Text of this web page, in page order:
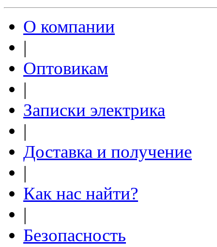
О компании
|
Оптовикам
|
Записки электрика
|
Доставка и получение
|
Как нас найти?
|
Безопасность